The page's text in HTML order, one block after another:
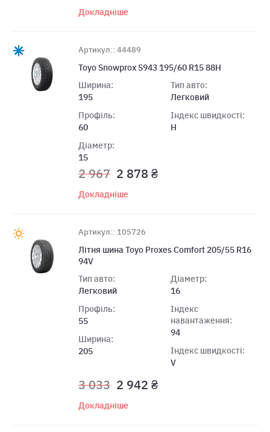
Докладніше
Артикул:: 44489
Toyo Snowprox S943 195/60 R15 88H
Ширина:
195
Профіль:
60
Діаметр:
15
Тип авто:
Легковий
Індекс швидкості:
H
2 967 2 878 ₴
Докладніше
Артикул:: 105726
Літня шина Toyo Proxes Comfort 205/55 R16
94V
Тип авто:
Легковий
Профіль:
55
Ширина:
205
Діаметр:
16
Індекс
навантаження:
94
Індекс швидкості:
V
3 033 2 942 ₴
Докладніше